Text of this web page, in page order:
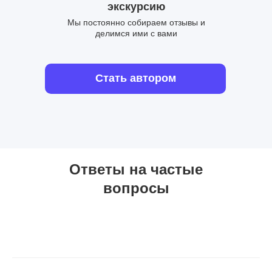
Стать автором
Мы постоянно собираем отзывы и
делимся ими с вами
экскурсию
Ответы на частые
вопросы